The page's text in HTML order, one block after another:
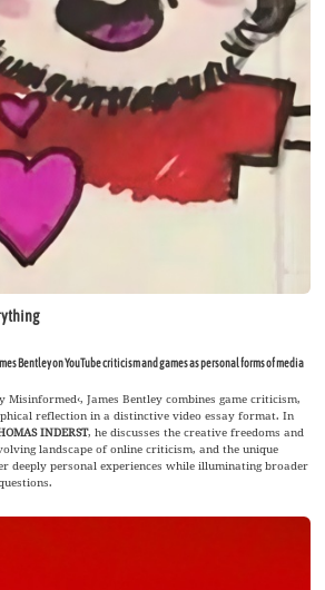
Bentley on YouTube criticism and games as personal forms of media
Misinformed‹, James Bentley combines game criticism,
reflection in a distinctive video essay format. In
INDERST, he discusses the creative freedoms and
landscape of online criticism, and the unique
deeply personal experiences while illuminating broader